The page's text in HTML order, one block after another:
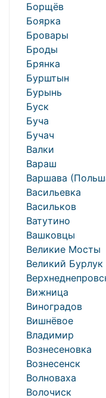
Борщёв
Боярка
Бровары
Броды
Брянка
Бурштын
Бурынь
Буск
Буча
Бучач
Валки
Вараш
Варшава
Васильевка
Васильков
Ватутино
Вашковцы
Великие Мосты
Великий Бурлук
Вижница
Виноградов
Вишнёвое
Владимир
Вознесеновка
Вознесенск
Волноваха
Волочиск